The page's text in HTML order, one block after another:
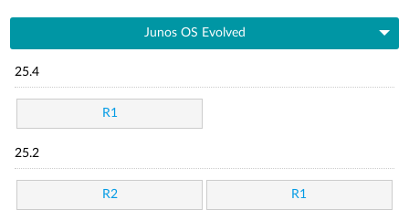
Junos OS Evolved
25.4
R1
25.2
R2 R1